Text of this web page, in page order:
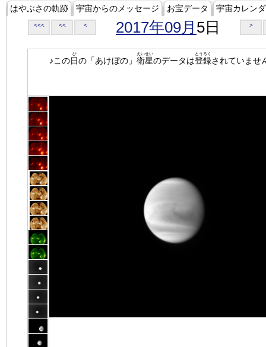
はやぶさの軌跡 宇宙からのメッセージ お宝データ 宇宙カレン
<<< << < 2017年09月 5日 >
♪この日
ひ
の「あけぼの」 衛星
えいせい
のデータは登録
とうろく
されていませ